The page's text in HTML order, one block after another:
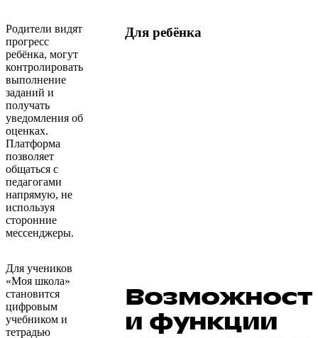
Родители видят
прогресс
ребёнка, могут
контролировать
выполнение
заданий и
получать
уведомления об
оценках.
Платформа
позволяет
общаться с
педагогами
напрямую, не
используя
сторонние
мессенджеры.
Для ребёнка
Для учеников
«Моя школа»
становится
цифровым
учебником и
тетрадью
и функции